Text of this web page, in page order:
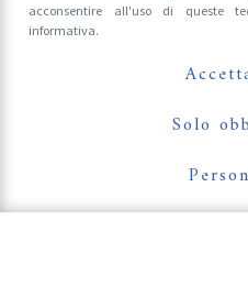
acconsentire all'uso di queste
informativa.
Solo